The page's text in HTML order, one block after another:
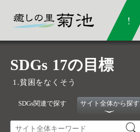
SDGs 17の目標
1.貧困をなくそう
SDGs関連で探す サイト全体から探す